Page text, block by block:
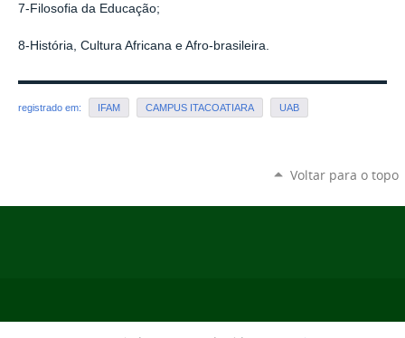
7-Filosofia da Educação;
8-História, Cultura Africana e Afro-brasileira.
registrado em: IFAM CAMPUS ITACOATIARA UAB
Voltar para o topo